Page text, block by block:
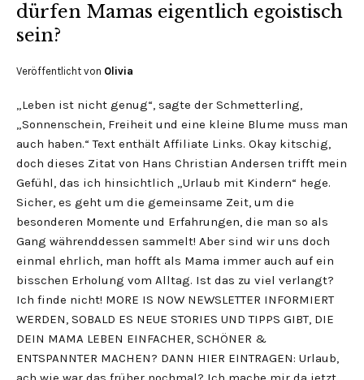
dürfen Mamas eigentlich egoistisch
sein?
Veröffentlicht von Olivia
„Leben ist nicht genug“, sagte der Schmetterling,
„Sonnenschein, Freiheit und eine kleine Blume muss man
auch haben.“ Text enthält Affiliate Links. Okay kitschig,
doch dieses Zitat von Hans Christian Andersen trifft mein
Gefühl, das ich hinsichtlich „Urlaub mit Kindern“ hege.
Sicher, es geht um die gemeinsame Zeit, um die
besonderen Momente und Erfahrungen, die man so als
Gang währenddessen sammelt! Aber sind wir uns doch
einmal ehrlich, man hofft als Mama immer auch auf ein
bisschen Erholung vom Alltag. Ist das zu viel verlangt?
Ich finde nicht! MORE IS NOW NEWSLETTER INFORMIERT
WERDEN, SOBALD ES NEUE STORIES UND TIPPS GIBT, DIE
DEIN MAMA LEBEN EINFACHER, SCHÖNER &
ENTSPANNTER MACHEN? DANN HIER EINTRAGEN: Urlaub,